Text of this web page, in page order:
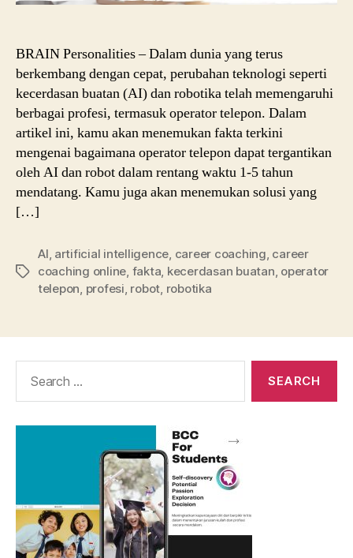
BRAIN Personalities – Dalam dunia yang terus
berkembang dengan cepat, perubahan teknologi seperti
kecerdasan buatan (AI) dan robotika telah memengaruhi
berbagai profesi, termasuk operator telepon. Dalam
artikel ini, kamu akan menemukan fakta terkini
mengenai bagaimana operator telepon dapat tergantikan
oleh AI dan robot dalam rentang waktu 1-5 tahun
mendatang. Kamu juga akan menemukan solusi yang
[…]
Tags
AI, artificial intelligence, career coaching, career
coaching online, fakta, kecerdasan buatan, operator
telepon, profesi, robot, robotika